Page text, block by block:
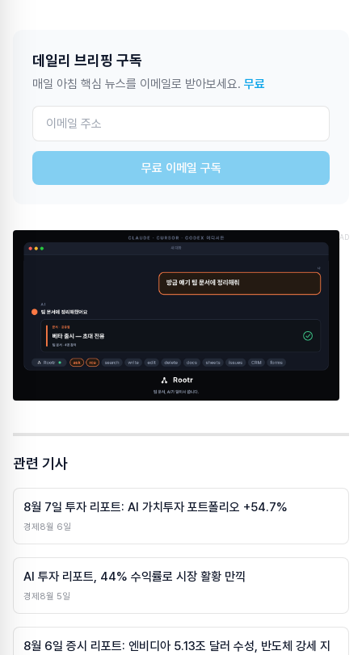
데일리 브리핑 구독
매일 아침 핵심 뉴스를 이메일로 받아보세요. 무료
무료 이메일 구독
AD
관련 기사
8월 7일 투자 리포트: AI 가치투자 포트폴리오 +54.7%
경제 8월 6일
AI 투자 리포트, 44% 수익률로 시장 활황 만끽
경제 8월 5일
8월 6일 증시 리포트: 엔비디아 5.13조 달러 수성, 반도체 강세 지